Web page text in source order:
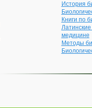
История
Книги по
медицине
Методы